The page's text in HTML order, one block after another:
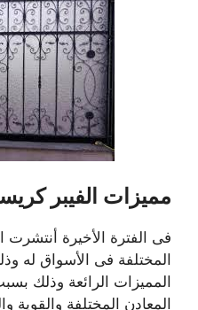
مميزات الفيبر
فى الفترة الأخيرة أنتشرت
المختلفة فى الأسواق له
المميزات الرائعة وذلك
المعادن المختلفة والقوية